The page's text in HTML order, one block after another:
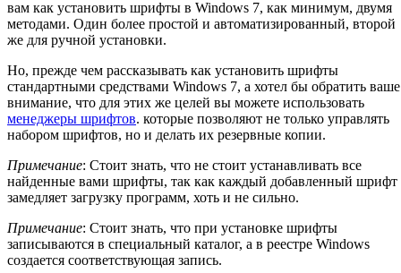
вам как установить шрифты в Windows 7, как минимум, двумя
методами. Один более простой и автоматизированный, второй
же для ручной установки.
Но, прежде чем рассказывать как установить шрифты
стандартными средствами Windows 7, а хотел бы обратить ваше
внимание, что для этих же целей вы можете использовать
менеджеры шрифтов. которые позволяют не только управлять
набором шрифтов, но и делать их резервные копии.
Примечание: Стоит знать, что не стоит устанавливать все
найденные вами шрифты, так как каждый добавленный шрифт
замедляет загрузку программ, хоть и не сильно.
Примечание: Стоит знать, что при установке шрифты
записываются в специальный каталог, а в реестре Windows
создается соответствующая запись.